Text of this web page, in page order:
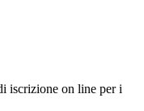
iscrizione on line per i